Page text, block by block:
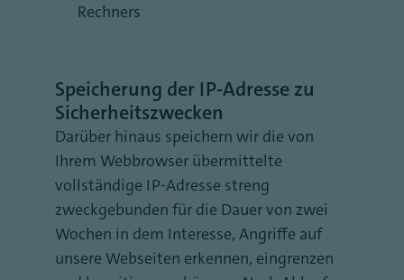
Rechners
Speicherung der IP-Adresse zu
Sicherheitszwecken
Darüber hinaus speichern wir die von
Ihrem Webbrowser übermittelte
vollständige IP-Adresse streng
zweckgebunden für die Dauer von zwei
Wochen in dem Interesse, Angriffe auf
unsere Webseiten erkennen, eingrenzen